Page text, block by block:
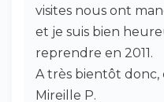
visites nous ont
et je suis bien
reprendre en 2011.
A très bientôt
Mireille P.